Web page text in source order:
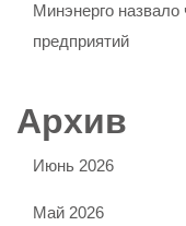
Минэнерго
предприятий
Архив
Июнь 2026
Май 2026